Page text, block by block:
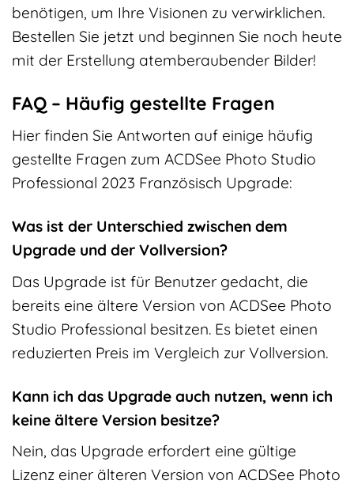
benötigen, um Ihre Visionen zu verwirklichen.
Bestellen Sie jetzt und beginnen Sie noch heute
mit der Erstellung atemberaubender Bilder!
FAQ – Häufig gestellte Fragen
Hier finden Sie Antworten auf einige häufig
gestellte Fragen zum ACDSee Photo Studio
Professional 2023 Französisch Upgrade:
Was ist der Unterschied zwischen dem
Upgrade und der Vollversion?
Das Upgrade ist für Benutzer gedacht, die
bereits eine ältere Version von ACDSee Photo
Studio Professional besitzen. Es bietet einen
reduzierten Preis im Vergleich zur Vollversion.
Kann ich das Upgrade auch nutzen, wenn ich
keine ältere Version besitze?
Nein, das Upgrade erfordert eine gültige
Lizenz einer älteren Version von ACDSee Photo